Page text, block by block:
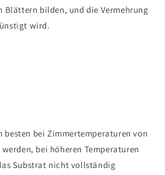
Blättern bilden, und die Vermehrung
wird.
besten bei Zimmertemperaturen von
bei höheren Temperaturen
Substrat nicht vollständig